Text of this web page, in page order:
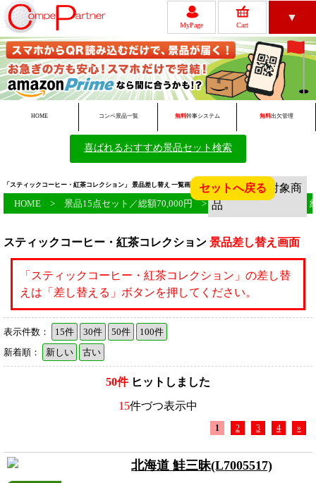
MyPage Cart
▼
レビュー ゴルフコンペについて
初めての方へ
会員新規登録 FAQ
HOME コンペ景品一覧 無料幹事システム 無料出欠管理
喜ばれるおすすめ景品セット検索
「スティックコーヒー・紅茶コレクション」 景品差し替え 一覧画面 ゴルフコンペ景品のサイト！
HOME > 景品15点セット／総額70,000円 > 「スティックコーヒー・
セットへ戻る
スティックコーヒー・紅茶コレクション 景品差し替え画面
「スティックコーヒー・紅茶コレクション」の差し替
えは「差し替える」ボタンを押してください。
表示件数： 15件 30件 50件
100件
新着順：
新しい 古い
50件ヒットしました
15件づつ表示中
1 2 3 4 »
北海道 鮭三昧(L7005517)